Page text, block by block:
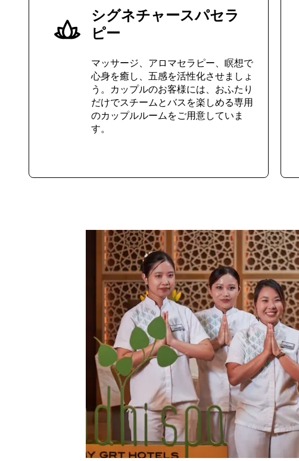
シグネチャースパセラ
ピー
マッサージ、アロマセラピー、瞑想で
心身を癒し、五感を活性化させましょ
う。カップルのお客様には、おふたり
だけでスチームとバスを楽しめる専用
のカップルルームをご用意していま
す。